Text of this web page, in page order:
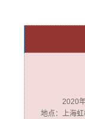
2020
地点：上海